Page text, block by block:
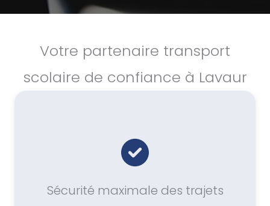
Votre partenaire transport
scolaire de confiance à Lavaur
Sécurité maximale des trajets